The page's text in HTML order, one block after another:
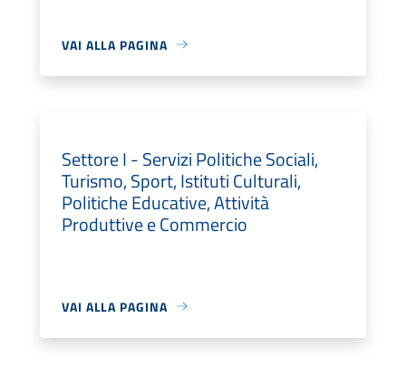
VAI ALLA PAGINA
Settore I - Servizi Politiche Sociali,
Turismo, Sport, Istituti Culturali,
Politiche Educative, Attività
Produttive e Commercio
VAI ALLA PAGINA